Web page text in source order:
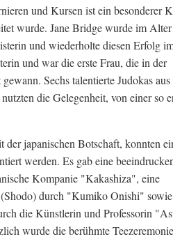
und Kursen ist ein besonderer
wurde. Jane Bridge wurde im
und wiederholte diesen Erfolg
und war die erste Frau, die in der
Sechs talentierte Judokas
die Gelegenheit, von einer so
japanischen Botschaft, konnten
werden. Es gab eine
Kompanie "Kakashiza", eine
durch "Kumiko Onishi"
die Künstlerin und Professorin
wurde die berühmte